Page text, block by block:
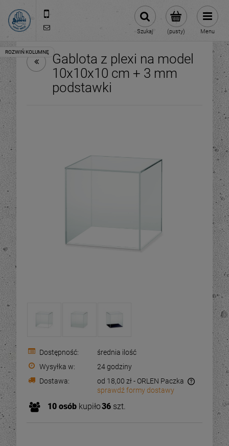
(pusty)
Szukaj Menu
kostka, kubik 15x15x15
25
OUTLET - Pojemnik
kostka, kubik 15x15x15
Gablota z plexi na model
10x10x10 cm + 3 mm
podstawki
Dostępność:
średnia ilość
Wysyłka w:
24 godziny
Dostawa:
od 18,00 zł - ORLEN Paczka
Cena nie zawiera ewentualnych kosztów płatności
sprawdź formy dostawy
10 osób kupiło36 szt.